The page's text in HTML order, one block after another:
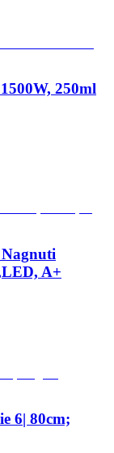
250ml
A+
6| 80cm;